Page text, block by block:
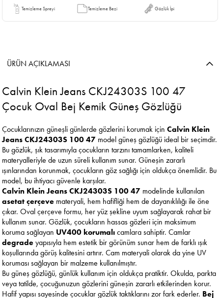
Temizleme Spreyi Temizleme Bezi Gözlük İpi
ÜRÜN AÇIKLAMASI
Calvin Klein Jeans CKJ24303S 100 47
Çocuk Oval Bej Kemik Güneş Gözlüğü
Çocuklarınızın güneşli günlerde gözlerini korumak içinCalvin Klein
Jeans CKJ24303S 100 47 model güneş gözlüğü ideal bir seçimdir.
Bu gözlük, şık tasarımıyla çocukların tarzını tamamlarken, kaliteli
materyalleriyle de uzun süreli kullanım sunar. Güneşin zararlı
ışınlarından korunmak, çocukların göz sağlığı için oldukça önemlidir. Bu
model, bu ihtiyacı güvenle karşılar.
Calvin Klein Jeans CKJ24303S 100 47 modelinde kullanılan
asetat çerçeve materyali, hem hafifliği hem de dayanıklılığı ile öne
çıkar. Oval çerçeve formu, her yüz şekline uyum sağlayarak rahat bir
kullanım sunar. Gözlük, çocukların hassas gözleri için maksimum
koruma sağlayan UV400 korumalıcamlara sahiptir. Camlar
degradeyapısıyla hem estetik bir görünüm sunar hem de farklı ışık
koşullarında görüş kalitesini artırır. Cam materyali olarak da yine UV
koruması sağlayan bir malzeme kullanılmıştır.
Bu güneş gözlüğü, günlük kullanım için oldukça pratiktir. Okulda, parkta
veya tatilde, çocuğunuzun gözlerini güneşin zararlı etkilerinden korur.
Hafif yapısı sayesinde çocuklar gözlük taktıklarını zor fark ederler. Bej